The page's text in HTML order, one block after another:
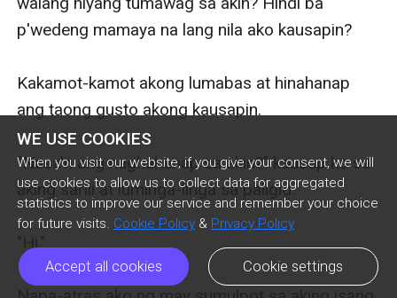
WE USE COOKIES
When you visit our website, if you give your consent, we will
use cookies to allow us to collect data for aggregated
statistics to improve our service and remember your choice
for future visits. Cookie Policy & Privacy Policy
Accept all cookies Cookie settings
p'wedeng mamaya na lang nila ako kausapin?
Kakamot-kamot akong lumabas at hinahanap
ang taong gusto akong kausapin.
"Nasa'n ang naghahanap sa akin?" kausap ko sa
aking sarili at luminga-linga sa paligid.
"Hi,"